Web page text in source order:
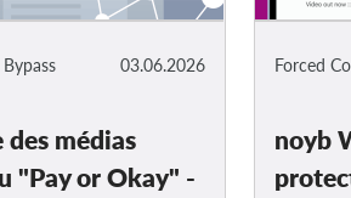
03.06.2026
médias
"Pay or Okay" -
Forced
noyb